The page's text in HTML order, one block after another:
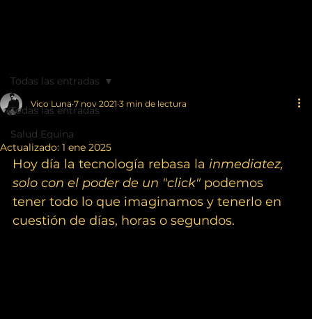
Todas las entradas
Salud Equina
Todas las entradas
Comprar y Vender un caballo.
Vico Luna 7 nov 2021 3 min de lectura
Actualizado: 1 ene 2025
Hoy día la tecnología rebasa la inmediatez,
solo con el poder de un "click" podemos
tener todo lo que imaginamos y tenerlo en
cuestión de días, horas o segundos.